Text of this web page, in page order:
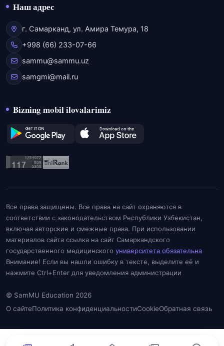
Наш адрес
г. Самарканд, ул. Амира Темура, 18
+998 (66) 233-07-66
sammu@sammu.uz
samgmi@mail.ru
Bizning mobil ilovalarimiz
Все права защищены. Все права на сайт охраняются в
соответствии с законодательством Республики Узбекистан,
включая авторские и смежные права. При использовании
материалов сайта ссылка на сайт Самаркандского
государственного медицинского университета обязательна
Внимание! Если вы нашли ошибку в тексте, выделите её и
нажмите Ctrl+Enter для уведомления администрации
© SamMU Education 2026
О сайтеПолитика конфиденциальностиCookieОбратная связь